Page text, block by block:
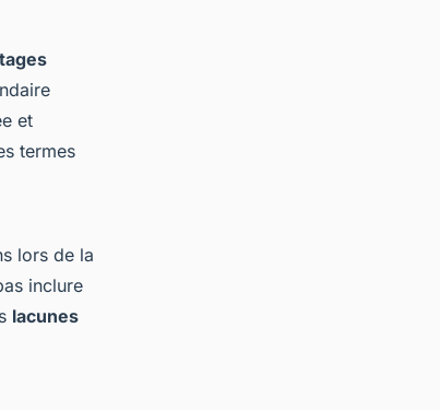
et
termes
lors de la
inclure
lacunes